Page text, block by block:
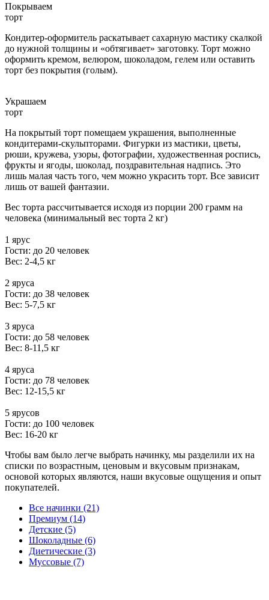
Покрываем
торт
Кондитер-оформитель раскатывает сахарную мастику скалкой
до нужной толщины и «обтягивает» заготовку. Торт можно
оформить кремом, велюром, шоколадом, гелем или оставить
торт без покрытия (голым).
Украшаем
торт
На покрытый торт помещаем украшения, выполненные
кондитерами-скульпторами. Фигурки из мастики, цветы,
рюши, кружева, узоры, фотографии, художественная роспись,
фрукты и ягоды, шоколад, поздравительная надпись. Это
лишь малая часть того, чем можно украсить торт. Все зависит
лишь от вашей фантазии.
Вес торта рассчитывается исходя из порции 200 грамм на
человека (минимальный вес торта 2 кг)
1 ярус
Гости: до 20 человек
Вес: 2-4,5 кг
2 яруса
Гости: до 38 человек
Вес: 5-7,5 кг
3 яруса
Гости: до 58 человек
Вес: 8-11,5 кг
4 яруса
Гости: до 78 человек
Вес: 12-15,5 кг
5 ярусов
Гости: до 100 человек
Вес: 16-20 кг
Чтобы вам было легче выбрать начинку, мы разделили их на
списки по возрастным, ценовым и вкусовым признакам,
основой которых являются, наши вкусовые ощущения и опыт
покупателей.
Все начинки (21)
Премиум (14)
Детские (5)
Шоколадные (6)
Диетические (3)
Муссовые (7)